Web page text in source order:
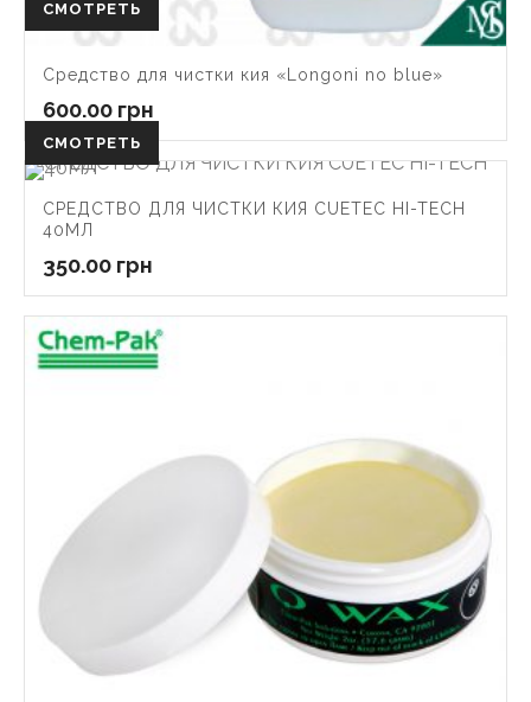
СМОТРЕТЬ
Средство для чистки кия «Longoni no blue»
600.00 грн
СМОТРЕТЬ
СРЕДСТВО ДЛЯ ЧИСТКИ КИЯ CUETEC HI-TECH
40МЛ
350.00 грн